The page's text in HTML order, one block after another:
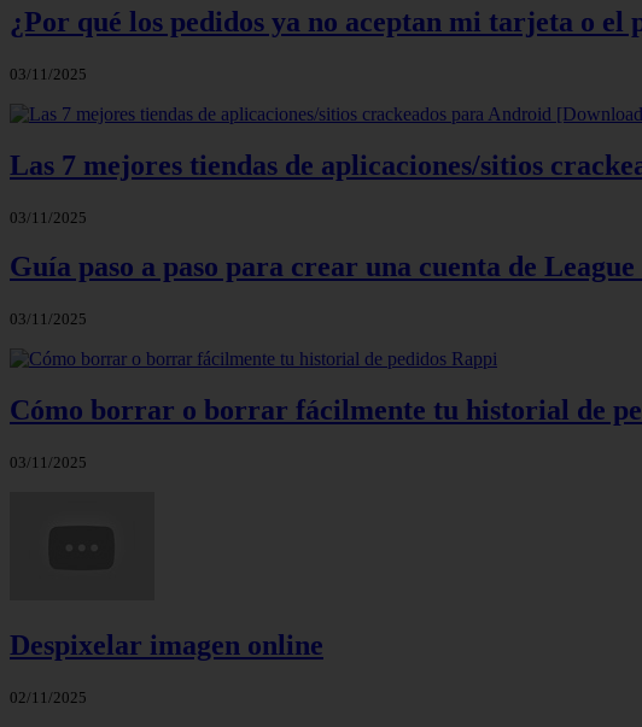
¿Por qué los pedidos ya no aceptan mi tarjeta o el
03/11/2025
Las 7 mejores tiendas de aplicaciones/sitios
03/11/2025
Guía paso a paso para crear una cuenta de
03/11/2025
Cómo borrar o borrar fácilmente tu historial de
03/11/2025
Despixelar imagen online
02/11/2025